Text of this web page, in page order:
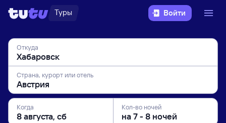
Туры Войти
Откуда
Страна, курорт или отель
Когда Кол-во ночей